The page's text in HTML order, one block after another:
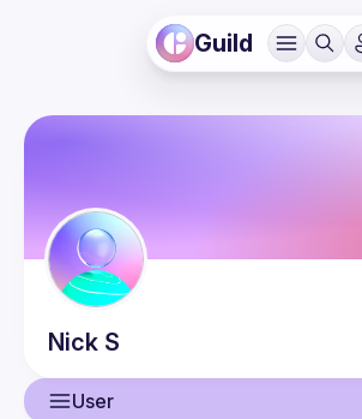
Guild
Nick S
User